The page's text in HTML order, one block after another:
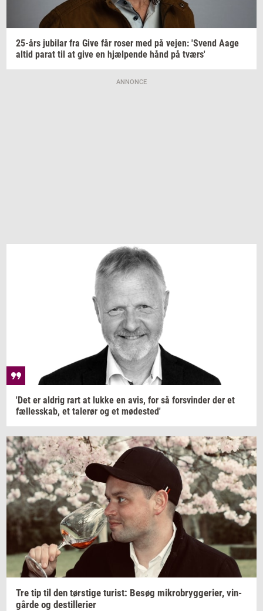
25-års ju­bilar fra Give får roser med på vejen: 'Svend Aage
altid parat til at give en hjæl­pen­de hånd på tværs'
ANNONCE
'Det er al­drig rart at lukke en avis, for så for­svin­der der et
fæl­les­skab, et ta­le­rør og et mø­de­sted'
Tre tip til den tørsti­ge turist: Besøg mi­kro­bryg­ge­ri­er, vin­
går­de og destil­le­ri­er